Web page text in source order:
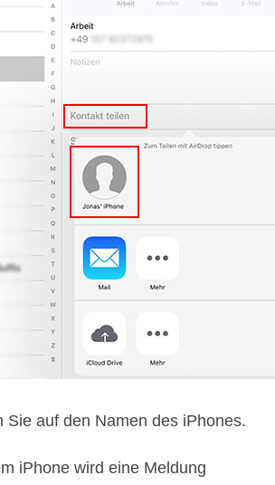
Sie auf den Namen des iPhones.
iPhone wird eine Meldung